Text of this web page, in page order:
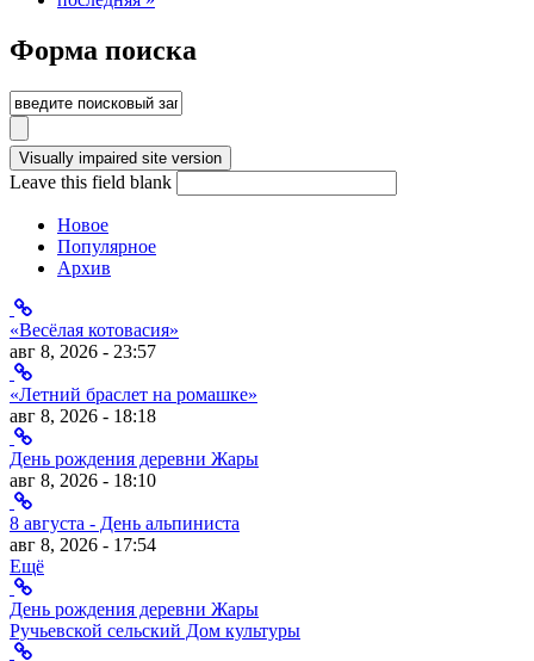
Форма поиска
Leave this field blank
Новое
Популярное
Архив
«Весёлая котовасия»
авг 8, 2026 - 23:57
«Летний браслет на ромашке»
авг 8, 2026 - 18:18
День рождения деревни Жары
авг 8, 2026 - 18:10
8 августа - День альпиниста
авг 8, 2026 - 17:54
Ещё
День рождения деревни Жары
Ручьевской сельский Дом культуры